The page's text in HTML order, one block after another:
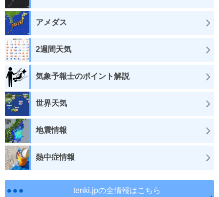
アメダス
2週間天気
気象予報士のポイント解説
世界天気
地震情報
熱中症情報
tenki.jpの全情報はこちら